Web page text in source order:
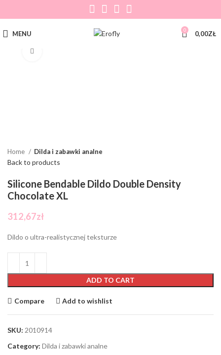
MENU 0 0,00ZŁ
Home Dilda i zabawki analne
Back to products
Silicone Bendable Dildo Double Density
Chocolate XL
312,67zł
Dildo o ultra-realistycznej teksturze
ADD TO CART
Compare Add to wishlist
SKU: 2010914
Category: Dilda i zabawki analne